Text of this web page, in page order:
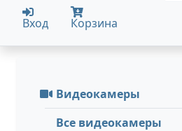
Вход Корзина
Видеокамеры
Все видеокамеры